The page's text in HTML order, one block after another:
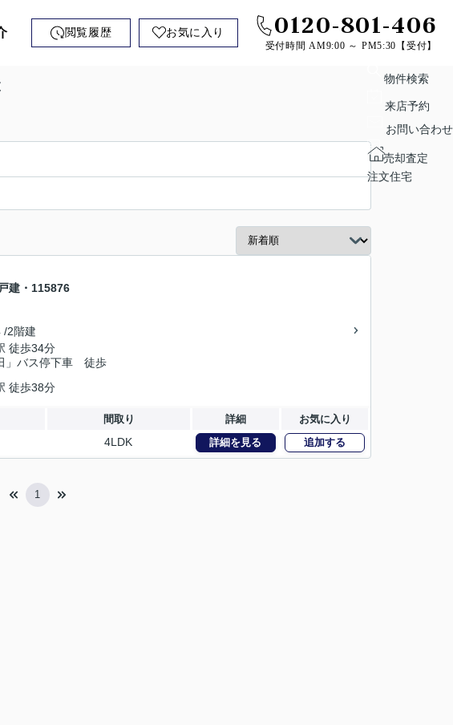
閲覧履歴 お気に入り 0120-801-406
受付時間 AM9:00 ～ PM5:30【受付】
建・115876
/2階建
徒歩34分
」バス停下車 徒歩
徒歩38分
間取り 詳細 お気に入り
4LDK 詳細を見る 追加する
1
物件検索
来店予約
お問い合わせ
売却査定
注文住宅